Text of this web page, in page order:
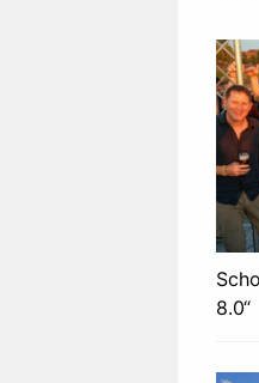
8.0“